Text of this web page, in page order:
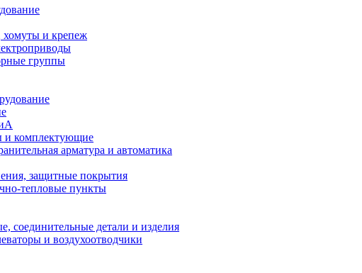
хомуты и крепеж
группы
и комплектующие
арматура и автоматика
защитные покрытия
тепловые пункты
соединительные детали и изделия
и воздухоотводчики